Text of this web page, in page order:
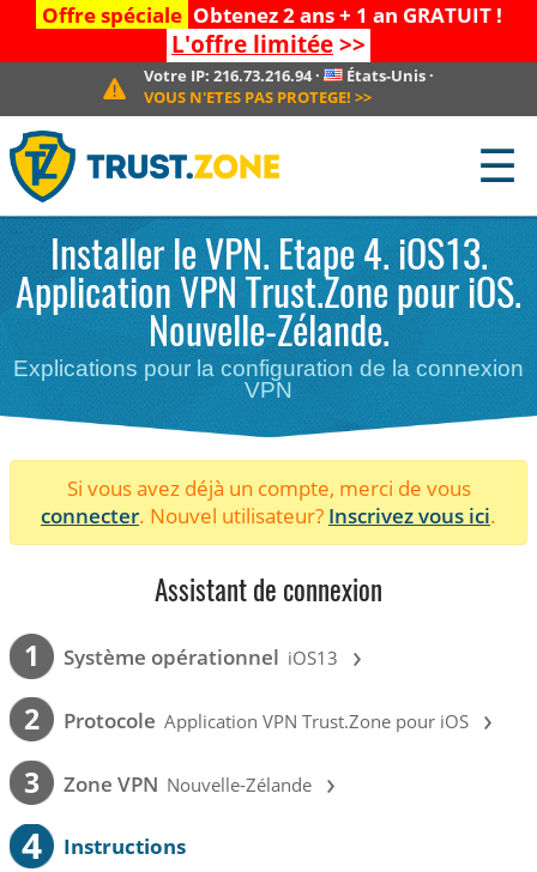
Offre spéciale Obtenez 2 ans + 1 an GRATUIT !
L'offre limitée>>
Votre IP:216.73.216.94· États-Unis·
VOUS N'ETES PAS PROTEGE! >>
☰
Installer le VPN. Etape 4. iOS13.
Application VPN Trust.Zone pour iOS.
Nouvelle-Zélande.
Explications pour la configuration de la connexion
VPN
Si vous avez déjà un compte, merci de vous
connecter. Nouvel utilisateur? Inscrivez vous ici.
Assistant de connexion
1 Système opérationnel iOS13 ›
2 Protocole Application VPN Trust.Zone pour iOS ›
3 Zone VPN Nouvelle-Zélande ›
4 Instructions